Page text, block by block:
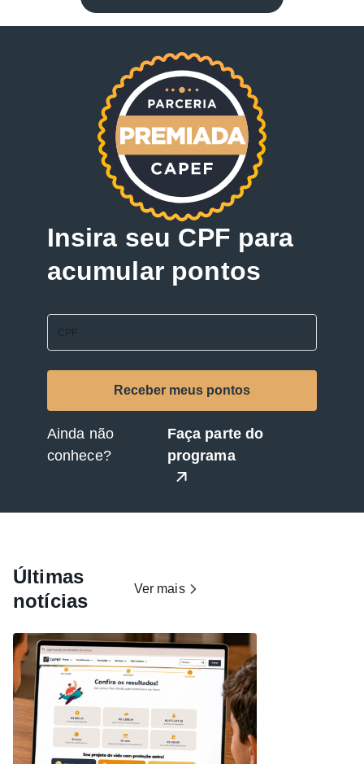
Insira seu CPF para
acumular pontos
Ainda não
conhece?
Faça parte do
programa
Últimas
notícias
Ver mais